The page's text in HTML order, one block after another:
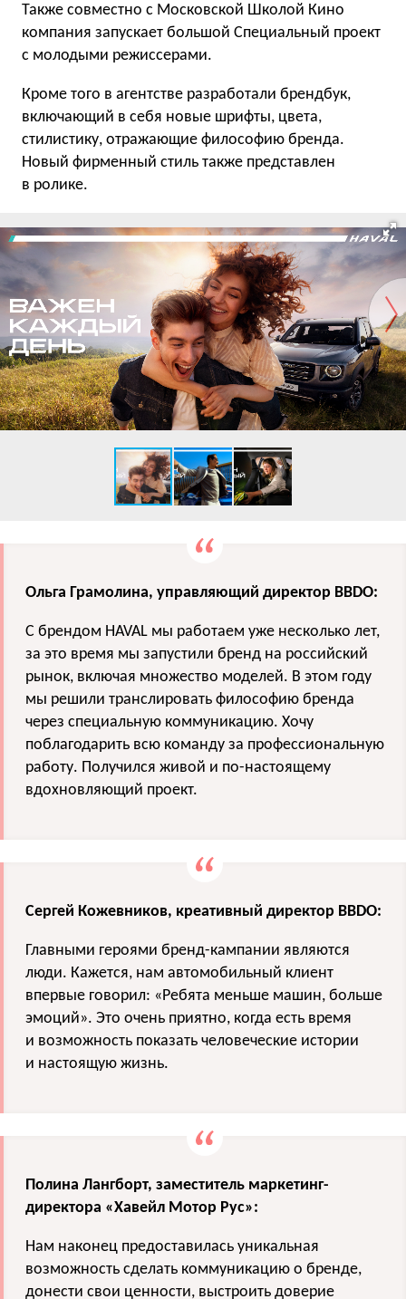
Также совместно с Московской Школой Кино
компания запускает большой Специальный проект
с молодыми режиссерами.
Кроме того в агентстве разработали брендбук,
включающий в себя новые шрифты, цвета,
стилистику, отражающие философию бренда.
Новый фирменный стиль также представлен
в ролике.
Ольга Грамолина, управляющий директор BBDO:
C брендом HAVAL мы работаем уже несколько лет,
за это время мы запустили бренд на российский
рынок, включая множество моделей. В этом году
мы решили транслировать философию бренда
через специальную коммуникацию. Хочу
поблагодарить всю команду за профессиональную
работу. Получился живой и по-настоящему
вдохновляющий проект.
Сергей Кожевников, креативный директор BBDO:
Главными героями бренд-кампании являются
люди. Кажется, нам автомобильный клиент
впервые говорил: «Ребята меньше машин, больше
эмоций». Это очень приятно, когда есть время
и возможность показать человеческие истории
и настоящую жизнь.
Полина Лангборт, заместитель маркетинг-
директора «Хавейл Мотор Рус»:
Нам наконец предоставилась уникальная
возможность сделать коммуникацию о бренде,
донести свои ценности, выстроить доверие